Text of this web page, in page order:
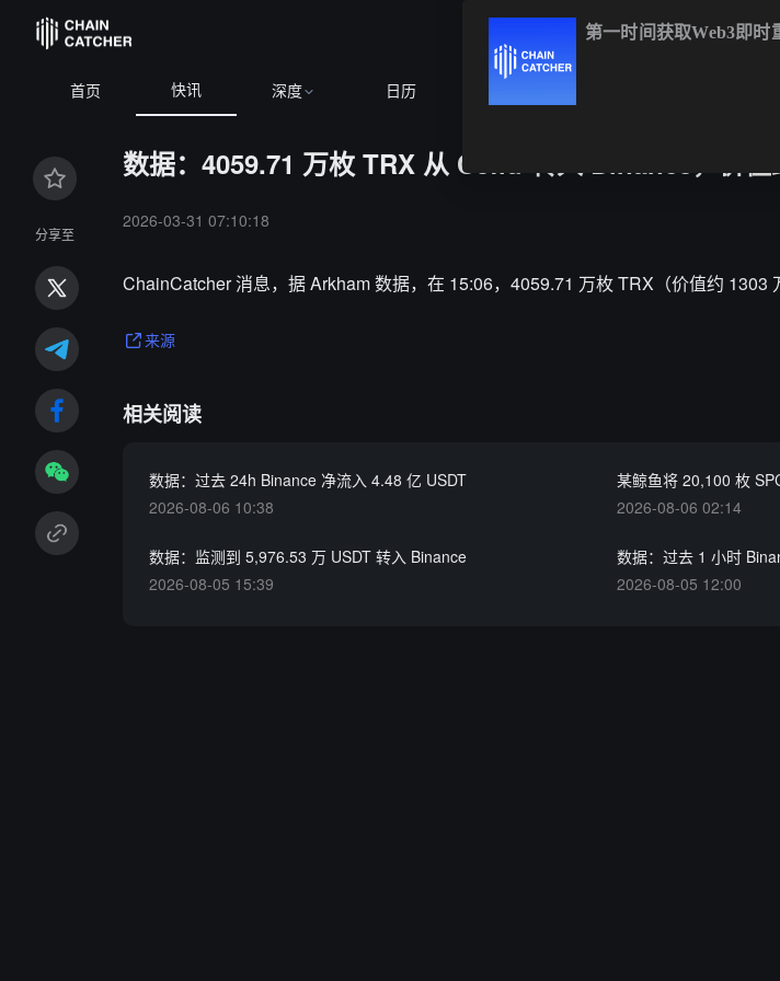
首页 快讯 深度 日历
分享至
数据：4059.71 万枚 TRX 从 Ceffu 转入 Binance，价值
2026-03-31 07:10:18
ChainCatcher 消息，据 Arkham 数据，在 15:06，4059.71 万枚 TRX（价值约 1303
来源
相关阅读
数据：过去 24h Binance 净流入 4.48 亿 USDT
2026-08-06 10:38
某鲸鱼将 20,100 枚
2026-08-06 02:14
数据：监测到 5,976.53 万 USDT 转入 Binance
2026-08-05 15:39
数据：过去 1 小时
2026-08-05 12:00
第一时间获取Web3即时